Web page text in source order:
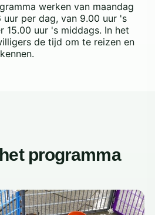
werken van maandag
per dag, van 9.00 uur 's
15.00 uur 's middags. In het
de tijd om te reizen en
programma